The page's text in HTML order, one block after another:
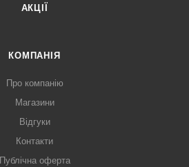
АКЦІЇ
КОМПАНІЯ
Про компанію
Магазини
Відгуки
Контакти
Публічна оферта